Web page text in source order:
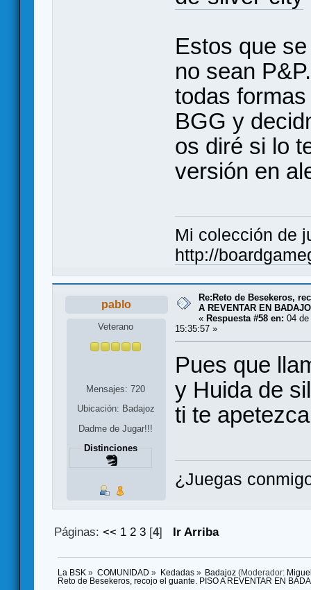
Estos que
no sean
todas
BGG y
os diré si lo
versión en
Mi colección de
http://
pablo
Veterano
Mensajes: 720
Ubicación: Badajoz
Dadme de Jugar!!!
Distinciones
Re:Reto de Besekeros,
A REVENTAR EN
« Respuesta #58 en: 04
15:35:57 »
Pues que
y Huida de
ti te
¿Juegas
Páginas:<< 1 2 3 [4] Ir Arriba
La BSK » COMUNIDAD » Kedadas» Badajoz (Moderador:
Reto de Besekeros, recojo el guante. PISO A REVENTAR EN